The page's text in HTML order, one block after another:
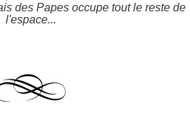
des Papes occupe tout le reste de
l'espace...